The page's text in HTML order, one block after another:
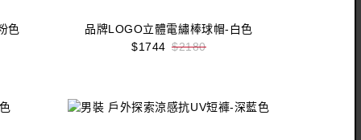
色
品牌LOGO立體電繡棒球帽-白色
$1744 $2180